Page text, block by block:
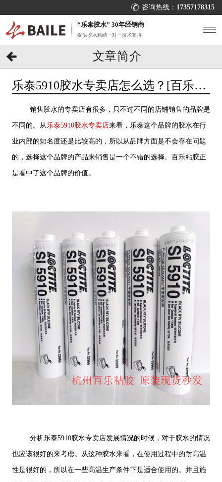
咨询热线： 17357178315
“乐泰胶水” 30年经销商
提供胶水粘结一对一技术支持
文章简介
乐泰5910胶水专卖店怎么选？[百乐粘
销售胶水的专卖店有很多，只不过不同的店铺销售的品牌是
不同的。从乐泰5910胶水专卖店来看，乐泰这个品牌的胶水在行
业内部的知名度还是比较高的，所以从品牌方面是不会存在问题
的，选择这个品牌的产品来销售是一个不错的选择。百乐粘胶正
是看中了这个品牌的价值。
分析乐泰5910胶水专卖店发展情况的时候，对于胶水的情况
也应该很好的来考虑。从这种胶水来看，在使用过程中的耐高温
性是很好的，所以在一些高温生产条件下是适合使用的。并且施